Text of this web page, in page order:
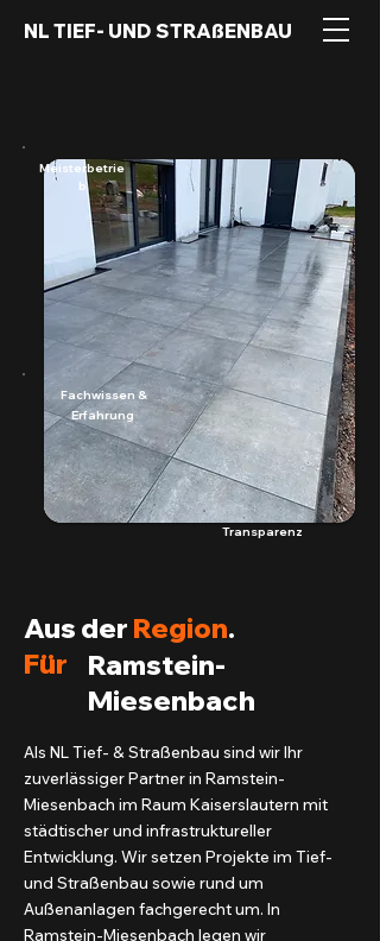
NL TIEF- UND STRAßENBAU
Fachwissen &
Erfahrung
Meisterbetrie
b
Transparenz
Aus der Region.
Für
Ramstein-
Miesenbach
Als NL Tief- & Straßenbau sind wir Ihr
zuverlässiger Partner in Ramstein-
Miesenbach im Raum Kaiserslautern mit
städtischer und infrastruktureller
Entwicklung. Wir setzen Projekte im Tief-
und Straßenbau sowie rund um
Außenanlagen fachgerecht um. In
Ramstein-Miesenbach legen wir